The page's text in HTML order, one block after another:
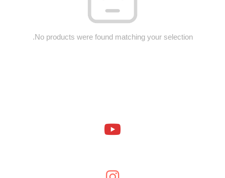
No products were found matching your selection.